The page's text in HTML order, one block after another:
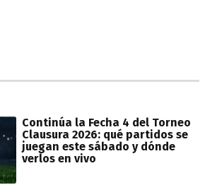
Continúa la Fecha 4 del Torneo
Clausura 2026: qué partidos se
juegan este sábado y dónde
verlos en vivo